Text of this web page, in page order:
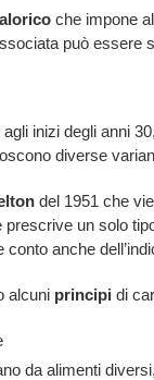
che impone
può essere
agli inizi degli anni
diverse
del 1951 che
un solo
anche
alcuni principi di
da alimenti